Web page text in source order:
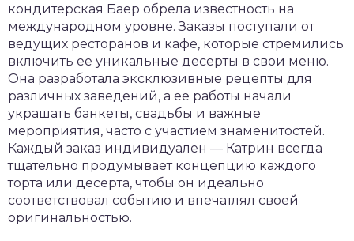
кондитерская Баер обрела известность на
международном уровне. Заказы поступали от
ведущих ресторанов и кафе, которые стремились
включить ее уникальные десерты в свои меню.
Она разработала эксклюзивные рецепты для
различных заведений, а ее работы начали
украшать банкеты, свадьбы и важные
мероприятия, часто с участием знаменитостей.
Каждый заказ индивидуален — Катрин всегда
тщательно продумывает концепцию каждого
торта или десерта, чтобы он идеально
соответствовал событию и впечатлял своей
оригинальностью.